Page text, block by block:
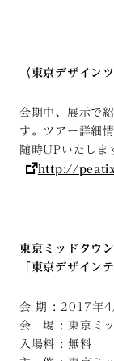
〈東京デザイン
会期中、展示で
す。ツアー詳細
随時UPいたしま
http://
東京ミッドタウ
「東京デザインテ
会 期 : 2017年
会 場 : 東京ミッ
入場料 : 無料